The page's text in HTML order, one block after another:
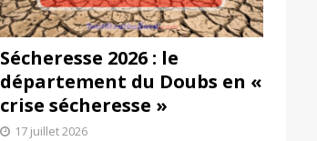
Sécheresse 2026 : le
département du Doubs en «
crise sécheresse »
17 juillet 2026